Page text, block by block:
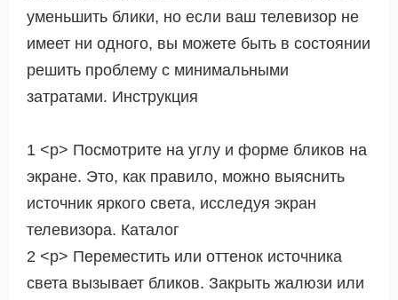
уменьшить блики, но если ваш телевизор не
имеет ни одного, вы можете быть в состоянии
решить проблему с минимальными
затратами. Инструкция
1 <р> Посмотрите на углу и форме бликов на
экране. Это, как правило, можно выяснить
источник яркого света, исследуя экран
телевизора. Каталог
2 <р> Переместить или оттенок источника
света вызывает бликов. Закрыть жалюзи или